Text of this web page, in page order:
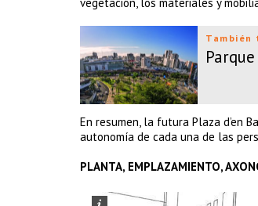
También
En resumen, la futura Plaza d’en
autonomía de cada una de las
PLANTA, EMPLAZAMIENTO,